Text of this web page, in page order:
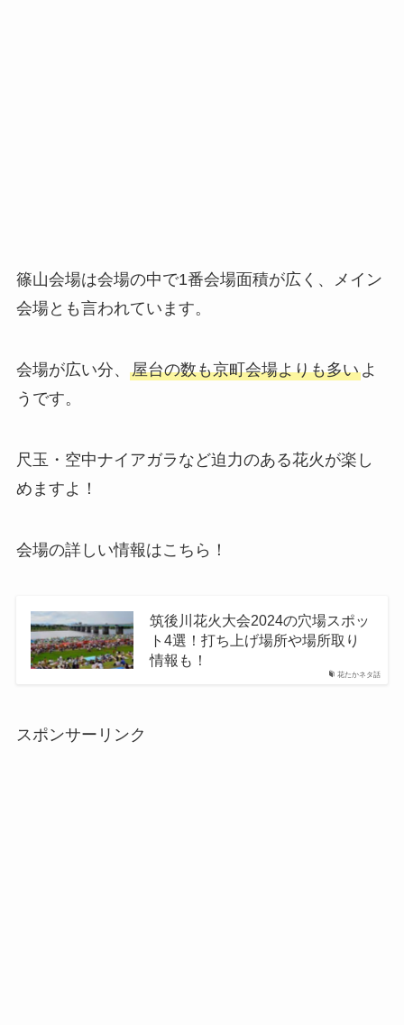
篠山会場は会場の中で1番会場面積が広く、メイン
会場とも言われています。
会場が広い分、 屋台の数も京町会場よりも多いよ
うです。
尺玉・空中ナイアガラなど迫力のある花火が楽し
めますよ！
会場の詳しい情報はこちら！
花たかネタ話
筑後川花火大会2024の穴場スポッ
ト4選！打ち上げ場所や場所取り
情報も！
スポンサーリンク